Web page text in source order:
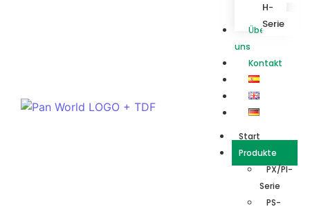
H-
Serie
Über
uns
Kontakt
Start
Produkte
PX/PI-
Serie
PS-